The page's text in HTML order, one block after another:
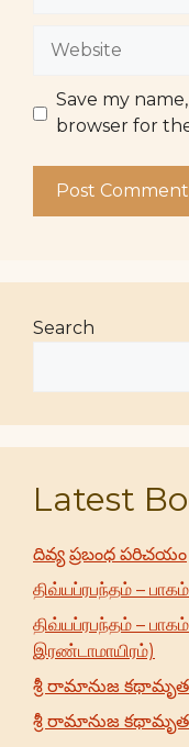
Website
Save my
browser for
Search
Latest
దివ్య ప్రబంధ పరిచయం
திவ்யப்ரபந்தம் –
திவ்யப்ரபந்தம் –
இரண்டாமாயிரம்)
శ్రీ రామానుజ
శ్రీ రామానుజ